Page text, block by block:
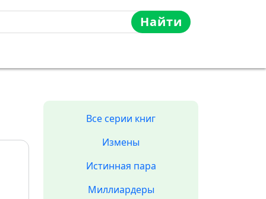
Найти
Все серии книг
Измены
Истинная пара
Миллиардеры